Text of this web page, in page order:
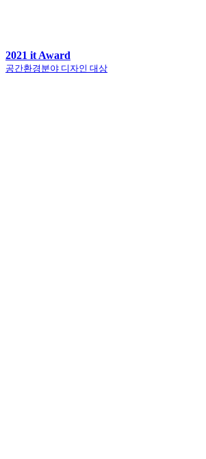
2021 it Award
공간환경분야 디자인 대상